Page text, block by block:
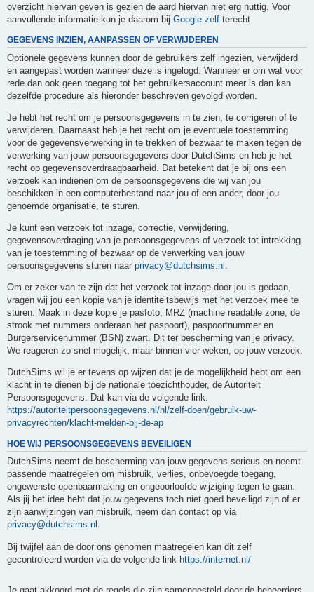
overzicht hiervan geven is gezien de aard hiervan niet erg nuttig. Voor
aanvullende informatie kun je daarom bij Google zelf terecht.
GEGEVENS INZIEN, AANPASSEN OF VERWIJDEREN
Optionele gegevens kunnen door de gebruikers zelf ingezien, verwijderd
en aangepast worden wanneer deze is ingelogd. Wanneer er om wat voor
rede dan ook geen toegang tot het gebruikersaccount meer is dan kan
dezelfde procedure als hieronder beschreven gevolgd worden.
Je hebt het recht om je persoonsgegevens in te zien, te corrigeren of te
verwijderen. Daarnaast heb je het recht om je eventuele toestemming
voor de gegevensverwerking in te trekken of bezwaar te maken tegen de
verwerking van jouw persoonsgegevens door DutchSims en heb je het
recht op gegevensoverdraagbaarheid. Dat betekent dat je bij ons een
verzoek kan indienen om de persoonsgegevens die wij van jou
beschikken in een computerbestand naar jou of een ander, door jou
genoemde organisatie, te sturen.
Je kunt een verzoek tot inzage, correctie, verwijdering,
gegevensoverdraging van je persoonsgegevens of verzoek tot intrekking
van je toestemming of bezwaar op de verwerking van jouw
persoonsgegevens sturen naar privacy@dutchsims.nl .
Om er zeker van te zijn dat het verzoek tot inzage door jou is gedaan,
vragen wij jou een kopie van je identiteitsbewijs met het verzoek mee te
sturen. Maak in deze kopie je pasfoto, MRZ (machine readable zone, de
strook met nummers onderaan het paspoort), paspoortnummer en
Burgerservicenummer (BSN) zwart. Dit ter bescherming van je privacy.
We reageren zo snel mogelijk, maar binnen vier weken, op jouw verzoek.
DutchSims wil je er tevens op wijzen dat je de mogelijkheid hebt om een
klacht in te dienen bij de nationale toezichthouder, de Autoriteit
Persoonsgegevens. Dat kan via de volgende link:
https://autoriteitpersoonsgegevens.nl/nl/zelf-doen/gebruik-uw-
privacyrechten/klacht-melden-bij-de-ap
HOE WIJ PERSOONSGEGEVENS BEVEILIGEN
DutchSims neemt de bescherming van jouw gegevens serieus en neemt
passende maatregelen om misbruik, verlies, onbevoegde toegang,
ongewenste openbaarmaking en ongeoorloofde wijziging tegen te gaan.
Als jij het idee hebt dat jouw gegevens toch niet goed beveiligd zijn of er
zijn aanwijzingen van misbruik, neem dan contact op via
privacy@dutchsims.nl .
Bij twijfel aan de door ons genomen maatregelen kan dit zelf
gecontroleerd worden via de volgende link https://internet.nl/